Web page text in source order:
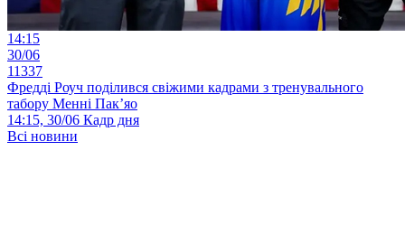
14:15
30/06
11337
Фредді Роуч поділився свіжими кадрами з тренувального
табору Менні Пак’яо
14:15, 30/06 Кадр дня
Всі новини